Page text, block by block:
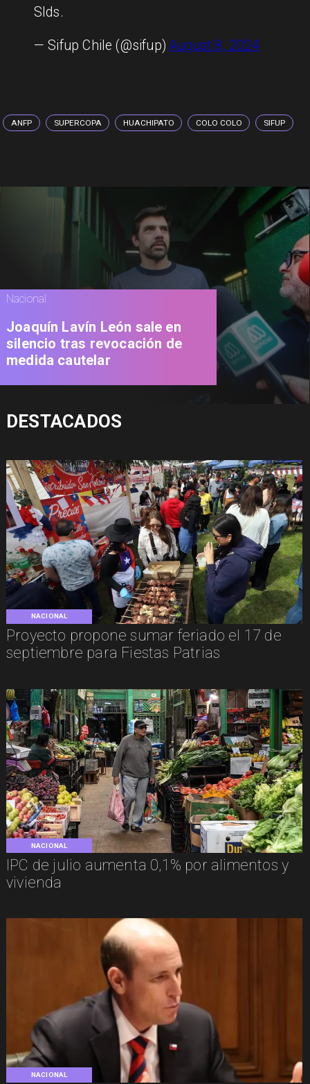
Slds.
— Sifup Chile (@sifup)August 8, 2024
ANFP SUPERCOPA HUACHIPATO COLO COLO SIFUP
NACIONAL
Proyecto propone sumar feriado el 17 de
septiembre para Fiestas Patrias
NACIONAL
IPC de julio aumenta 0,1% por alimentos y
vivienda
NACIONAL
Nacional
Joaquín Lavín León sale en
silencio tras revocación de
medida cautelar
DESTACADOS